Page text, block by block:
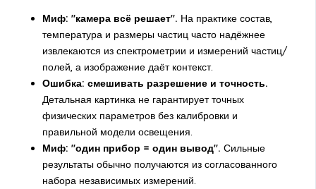
Миф: "камера всё решает". На практике состав,
температура и размеры частиц часто надёжнее
извлекаются из спектрометрии и измерений частиц/
полей, а изображение даёт контекст.
Ошибка: смешивать разрешение и точность.
Детальная картинка не гарантирует точных
физических параметров без калибровки и
правильной модели освещения.
Миф: "один прибор = один вывод". Сильные
результаты обычно получаются из согласованного
набора независимых измерений.